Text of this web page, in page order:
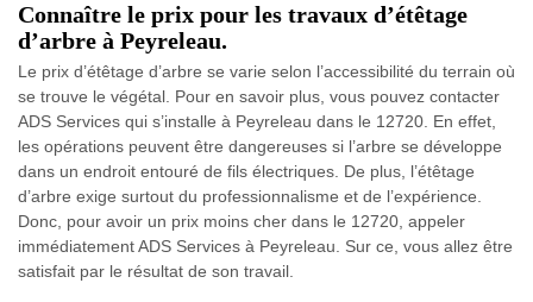
Connaître le prix pour les travaux d’étêtage
d’arbre à Peyreleau.
Le prix d’étêtage d’arbre se varie selon l’accessibilité du terrain où
se trouve le végétal. Pour en savoir plus, vous pouvez contacter
ADS Services qui s’installe à Peyreleau dans le 12720. En effet,
les opérations peuvent être dangereuses si l’arbre se développe
dans un endroit entouré de fils électriques. De plus, l’étêtage
d’arbre exige surtout du professionnalisme et de l’expérience.
Donc, pour avoir un prix moins cher dans le 12720, appeler
immédiatement ADS Services à Peyreleau. Sur ce, vous allez être
satisfait par le résultat de son travail.